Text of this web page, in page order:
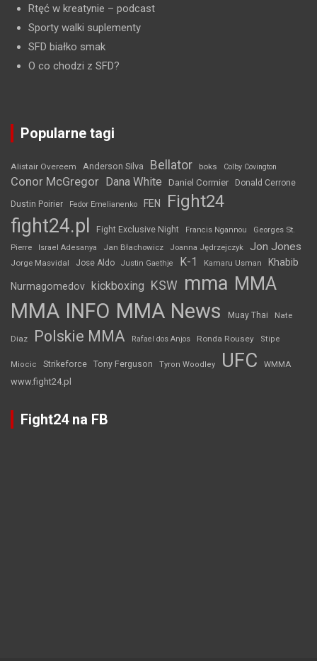
Rtęć w kreatynie – podcast
Sporty walki suplementy
SFD białko smak
O co chodzi z SFD?
Popularne tagi
Alistair Overeem Anderson Silva Bellator boks Colby Covington
Conor McGregor Dana White Daniel Cormier Donald Cerrone
Dustin Poirier Fedor Emelianenko FEN Fight24
fight24.pl Fight Exclusive Night Francis Ngannou
Georges St.
Pierre
Israel Adesanya Jan Błachowicz Joanna Jędrzejczyk Jon Jones
Jorge Masvidal Jose Aldo Justin Gaethje K-1 Kamaru Usman Khabib
Nurmagomedov kickboxing KSW mma MMA
MMA INFO MMA News Muay Thai Nate
Diaz Polskie MMA Rafael dos Anjos Ronda Rousey Stipe
Miocic Strikeforce Tony Ferguson Tyron Woodley UFC WMMA
www.fight24.pl
Fight24 na FB